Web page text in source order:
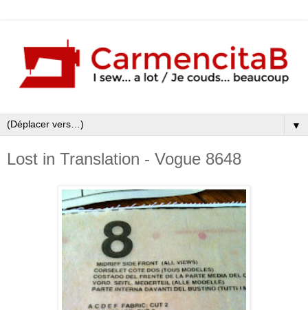
▼
Lost in Translation - Vogue 8648